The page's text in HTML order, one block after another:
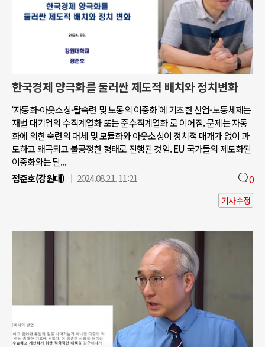
한국경제 양극화를 둘러싼 제도적 배치와 정치변화
‘자동화-아웃소싱-탈숙련 및 노동의 이중화’에 기초한 산업-노동체제는
재벌 대기업의 수직계열화 또는 준수직계열화 로 이어짐. 문제는 자동
화에 의한 숙련의 대체 및 모듈화와 아웃소싱이 정치적 매개가 없이 과
도하고 왜곡되고 불공정한 형태로 진행된 것임. EU 국가들의 제도화된
이중화와는 달...
정준호(강원대)
2024.08.21. 11:21 0
기사수정